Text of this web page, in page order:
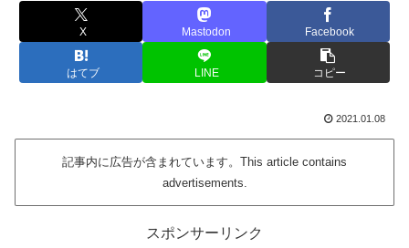
X Mastodon Facebook
はてブ LINE コピー
2021.01.08
記事内に広告が含まれています。This article contains
advertisements.
スポンサーリンク